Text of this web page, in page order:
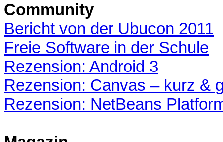
Community
Bericht von der Ubucon 2011
Freie Software in der Schule
Rezension: Android 3
Rezension: Canvas – kurz &
Rezension: NetBeans